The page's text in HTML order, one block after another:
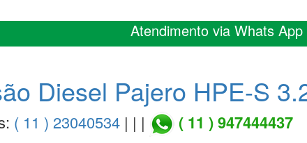
Atendimento via Whats
Diesel Pajero HPE-S
( 11 ) 23040534 | | |
( 11 ) 947444437